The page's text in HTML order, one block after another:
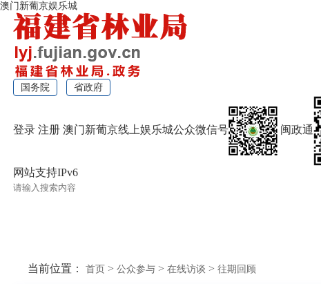
澳门新葡京娱乐城
国务院 省政府
登录 注册 澳门新葡京线上娱乐城公众微信号 闽政通
网站支持IPv6
当前位置： 首页 > 公众参与 > 在线访谈 > 往期回顾